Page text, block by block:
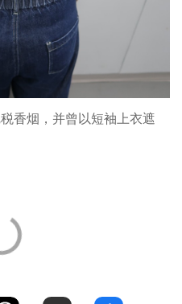
香烟，并曾以短袖上衣遮